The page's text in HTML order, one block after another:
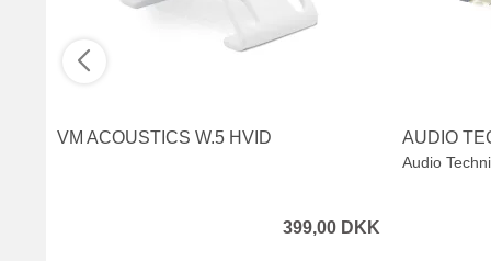
VM ACOUSTICS W.5 HVID
399,00 DKK
AUDIO
Audio